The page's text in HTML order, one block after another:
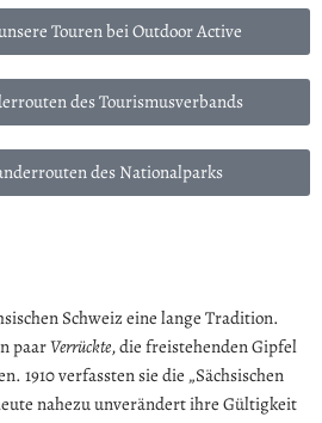
Touren bei Outdoor Active
des Tourismusverbands
des Nationalparks
Schweiz eine lange Tradition.
paarVerrückte, die freistehenden Gipfel
1910 verfassten sie die „Sächsischen
nahezu unverändert ihre Gültigkeit